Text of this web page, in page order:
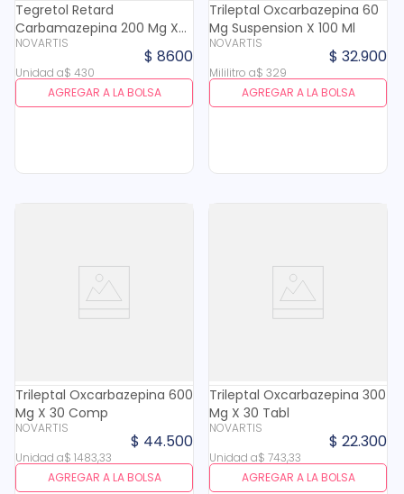
Tegretol Retard
Carbamazepina 200 Mg X
20 Cap
NOVARTIS
$ 8600
Unidad a$ 430
AGREGAR A LA BOLSA
Trileptal Oxcarbazepina 60
Mg Suspension X 100 Ml
NOVARTIS
$ 32.900
Mililitro a$ 329
AGREGAR A LA BOLSA
Trileptal Oxcarbazepina 600
Mg X 30 Comp
NOVARTIS
$ 44.500
Unidad a$ 1483,33
AGREGAR A LA BOLSA
Trileptal Oxcarbazepina 300
Mg X 30 Tabl
NOVARTIS
$ 22.300
Unidad a$ 743,33
AGREGAR A LA BOLSA